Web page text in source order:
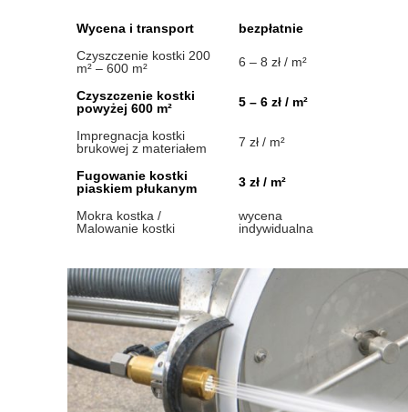
Wycena i transport
bezpłatnie
Czyszczenie kostki 200
m² – 600 m²
6 – 8 zł / m²
Czyszczenie kostki
powyżej 600 m²
5 – 6 zł / m²
Impregnacja kostki
brukowej z materiałem
7 zł / m²
Fugowanie kostki
piaskiem płukanym
3 zł / m²
Mokra kostka /
Malowanie kostki
wycena
indywidualna